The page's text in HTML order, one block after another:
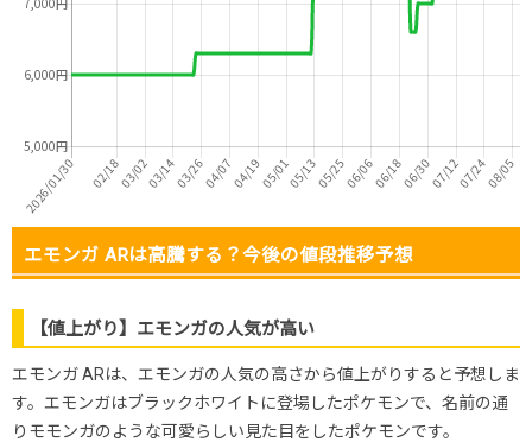
エモンガ ARは高騰する？今後の値段推移予想
【値上がり】エモンガの人気が高い
エモンガ ARは、エモンガの人気の高さから値上がりすると予想しま
す。エモンガはブラックホワイトに登場したポケモンで、名前の通
りモモンガのような可愛らしい見た目をしたポケモンです。